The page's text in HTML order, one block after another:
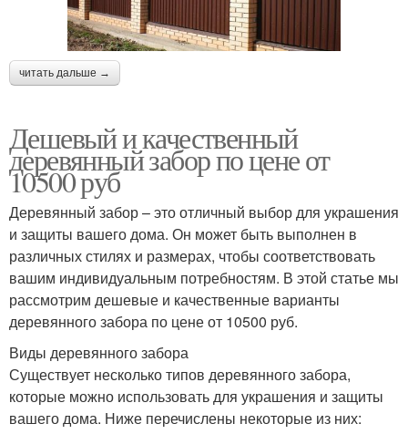
читать дальше →
Дешевый и качественный
деревянный забор по цене от
10500 руб
Деревянный забор – это отличный выбор для украшения
и защиты вашего дома. Он может быть выполнен в
различных стилях и размерах, чтобы соответствовать
вашим индивидуальным потребностям. В этой статье мы
рассмотрим дешевые и качественные варианты
деревянного забора по цене от 10500 руб.
Виды деревянного забора
Существует несколько типов деревянного забора,
которые можно использовать для украшения и защиты
вашего дома. Ниже перечислены некоторые из них: